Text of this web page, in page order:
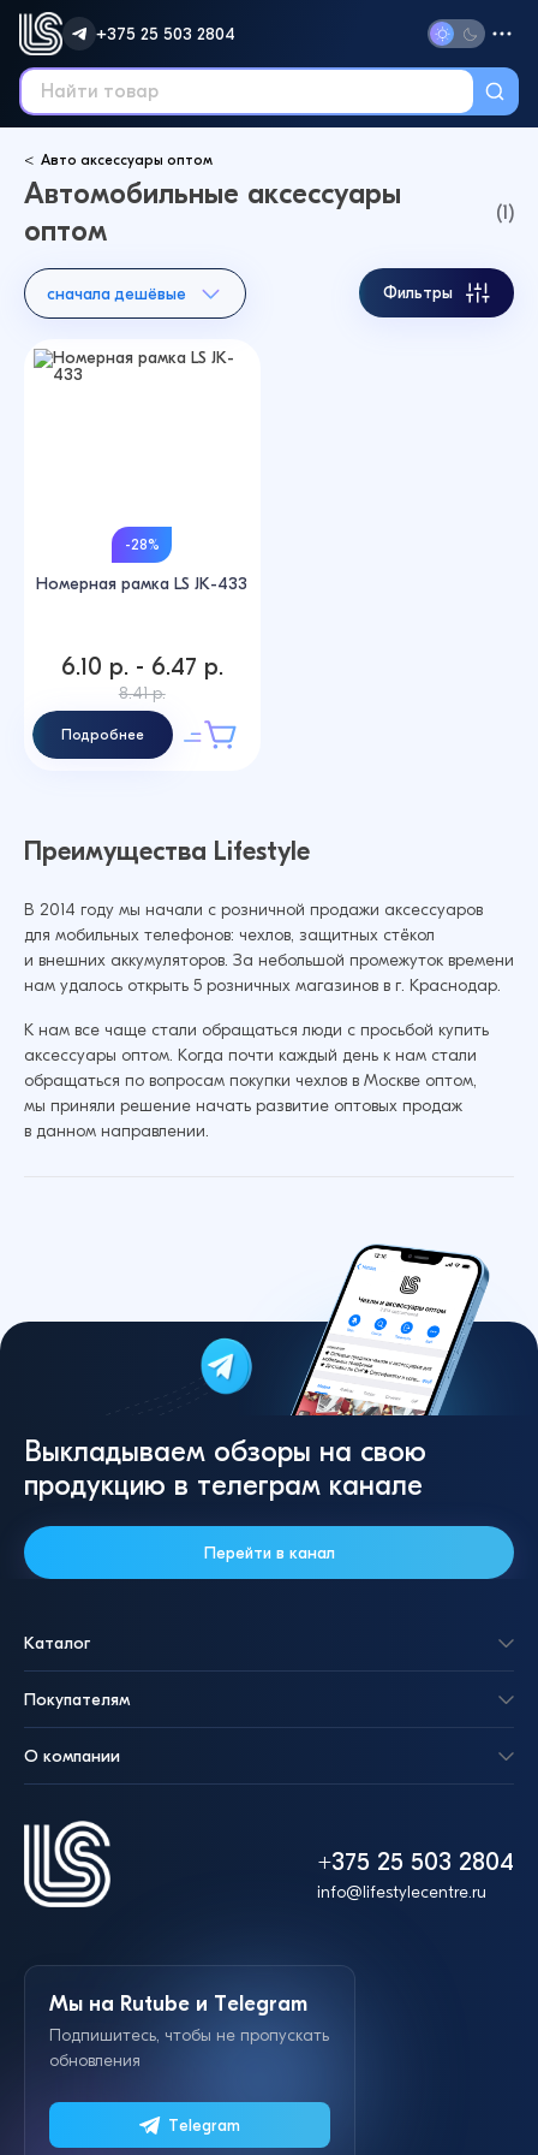
+375 25 503 2804
Авто аксессуары оптом
Автомобильные аксессуары
оптом
(1)
сначала дешёвые Фильтры
-28%
Номерная рамка LS JK-433
6.10 р. - 6.47 р.
8.41 р.
Подробнее
Преимущества Lifestyle
В 2014 году мы начали с розничной продажи аксессуаров
для мобильных телефонов: чехлов, защитных стёкол
и внешних аккумуляторов. За небольшой промежуток времени
нам удалось открыть 5 розничных магазинов в г. Краснодар.
К нам все чаще стали обращаться люди с просьбой купить
аксессуары оптом. Когда почти каждый день к нам стали
обращаться по вопросам покупки чехлов в Москве оптом,
мы приняли решение начать развитие оптовых продаж
в данном направлении.
Выкладываем обзоры на свою
продукцию в телеграм канале
Перейти в канал
+375 25 503 2804
info@lifestylecentre.ru
Каталог
Покупателям
О компании
Мы на Rutube и Telegram
Подпишитесь, чтобы не пропускать
обновления
Telegram